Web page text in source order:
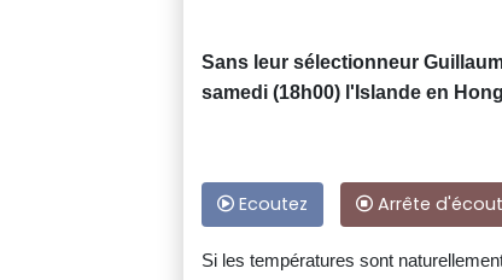
Sans leur sélectionneur
samedi (18h00) l'Islande en
Ecoutez Arrête
Si les températures sont